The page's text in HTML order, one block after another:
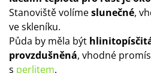
Stanoviště volímeslunečné,
ve skleníku.
Půda by měla být
provzdušněná, vhodné
s perlitem.